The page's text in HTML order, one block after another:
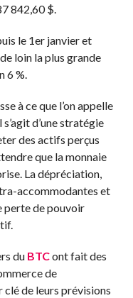
842,60 $.
le 1er janvier et
loin la plus grande
6 %.
à ce que l’on appelle
d’une stratégie
des actifs perçus
que la monnaie
La dépréciation,
accommodantes et
perte de pouvoir
du BTCont fait des
de
de leurs prévisions